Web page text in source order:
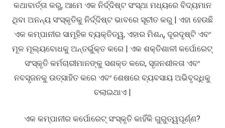
କଥାବାର୍ତ୍ତା କରୁ, ଆମେ ଏକ ନିର୍ଦ୍ଦିଷ୍ଟ ସଂସ୍ଥା ମଧ୍ୟରେ ବିଦ୍ୟମାନ
ଥିବା ଅନନ୍ୟ ସଂସ୍କୃତିକୁ ନିର୍ଦ୍ଦିଷ୍ଟ ଭାବରେ ସୂଚୀତ କରୁ | ଏହା ହେଉଛି
ଏକ କମ୍ପାନୀର ସାମୂହିକ ବ୍ୟକ୍ତିତ୍ୱ, ଏହାର ମିଶନ୍, ଦୂରଦୃଷ୍ଟି ଏବଂ
ମୂଳ ମୂଲ୍ୟବୋଧକୁ ଅନ୍ତର୍ଭୁକ୍ତ କରେ | ଏକ ଶକ୍ତିଶାଳୀ କର୍ପୋରେଟ୍
ସଂସ୍କୃତି କର୍ମଚାରୀମାନଙ୍କୁ ସଶକ୍ତ କରେ, ସୃଜନଶୀଳତା ଏବଂ
ନବସୃଜନକୁ ଉତ୍ସାହିତ କରେ ଏବଂ ଶେଷରେ ବ୍ୟବସାୟ ଅଭିବୃଦ୍ଧିକୁ
ଚଲାଇଥାଏ |
ଏକ କମ୍ପାନୀର କର୍ପୋରେଟ୍ ସଂସ୍କୃତି କାହିଁକି ଗୁରୁତ୍ୱପୂର୍ଣ୍ଣ?